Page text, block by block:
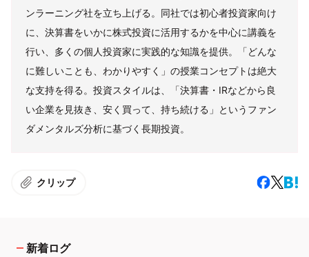
ンラーニング社を立ち上げる。同社では初心者投資家向け
に、決算書をいかに株式投資に活用するかを中心に講義を
行い、多くの個人投資家に実践的な知識を提供。「どんな
に難しいことも、わかりやすく」の授業コンセプトは絶大
な支持を得る。投資スタイルは、「決算書・IRなどから良
い企業を見抜き、安く買って、持ち続ける」というファン
ダメンタルズ分析に基づく長期投資。
クリップ
新着ログ